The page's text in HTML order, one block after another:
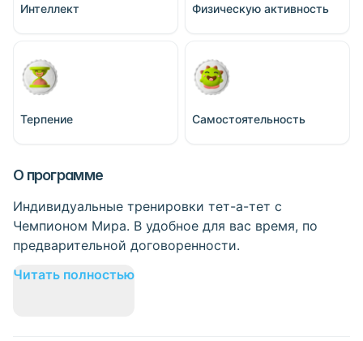
Интеллект Физическую активность
Терпение Самостоятельность
О программе
Индивидуальные тренировки тет-а-тет с
Чемпионом Мира. В удобное для вас время, по
предварительной договоренности.
Читать полностью